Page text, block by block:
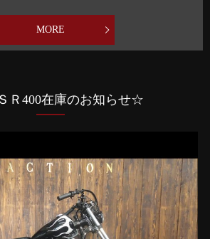
MORE
Ｒ400在庫のお知らせ☆